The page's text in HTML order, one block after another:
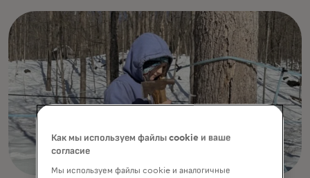
Как мы используем файлы cookie и ваше
согласие
Мы используем файлы cookie и аналогичные